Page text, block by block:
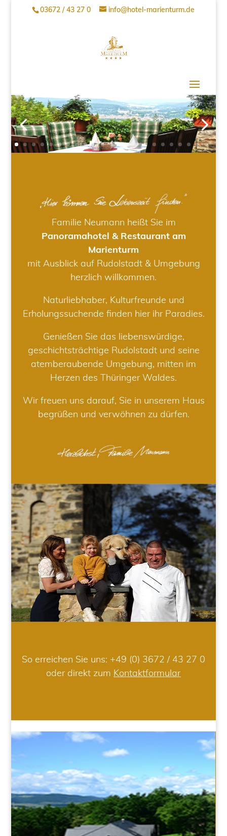
03672 / 43 27 0 info@hotel-marienturm.de
Familie Neumann heißt Sie im
Panoramahotel & Restaurant am
Marienturm
mit Ausblick auf Rudolstadt & Umgebung
herzlich willkommen.
Naturliebhaber, Kulturfreunde und
Erholungssuchende finden hier ihr Paradies.
Genießen Sie das liebenswürdige,
geschichtsträchtige Rudolstadt und seine
atemberaubende Umgebung, mitten im
Herzen des Thüringer Waldes.
Wir freuen uns darauf, Sie in unserem Haus
begrüßen und verwöhnen zu dürfen.
So erreichen Sie uns: +49 (0) 3672 / 43 27 0
oder direkt zum Kontaktformular